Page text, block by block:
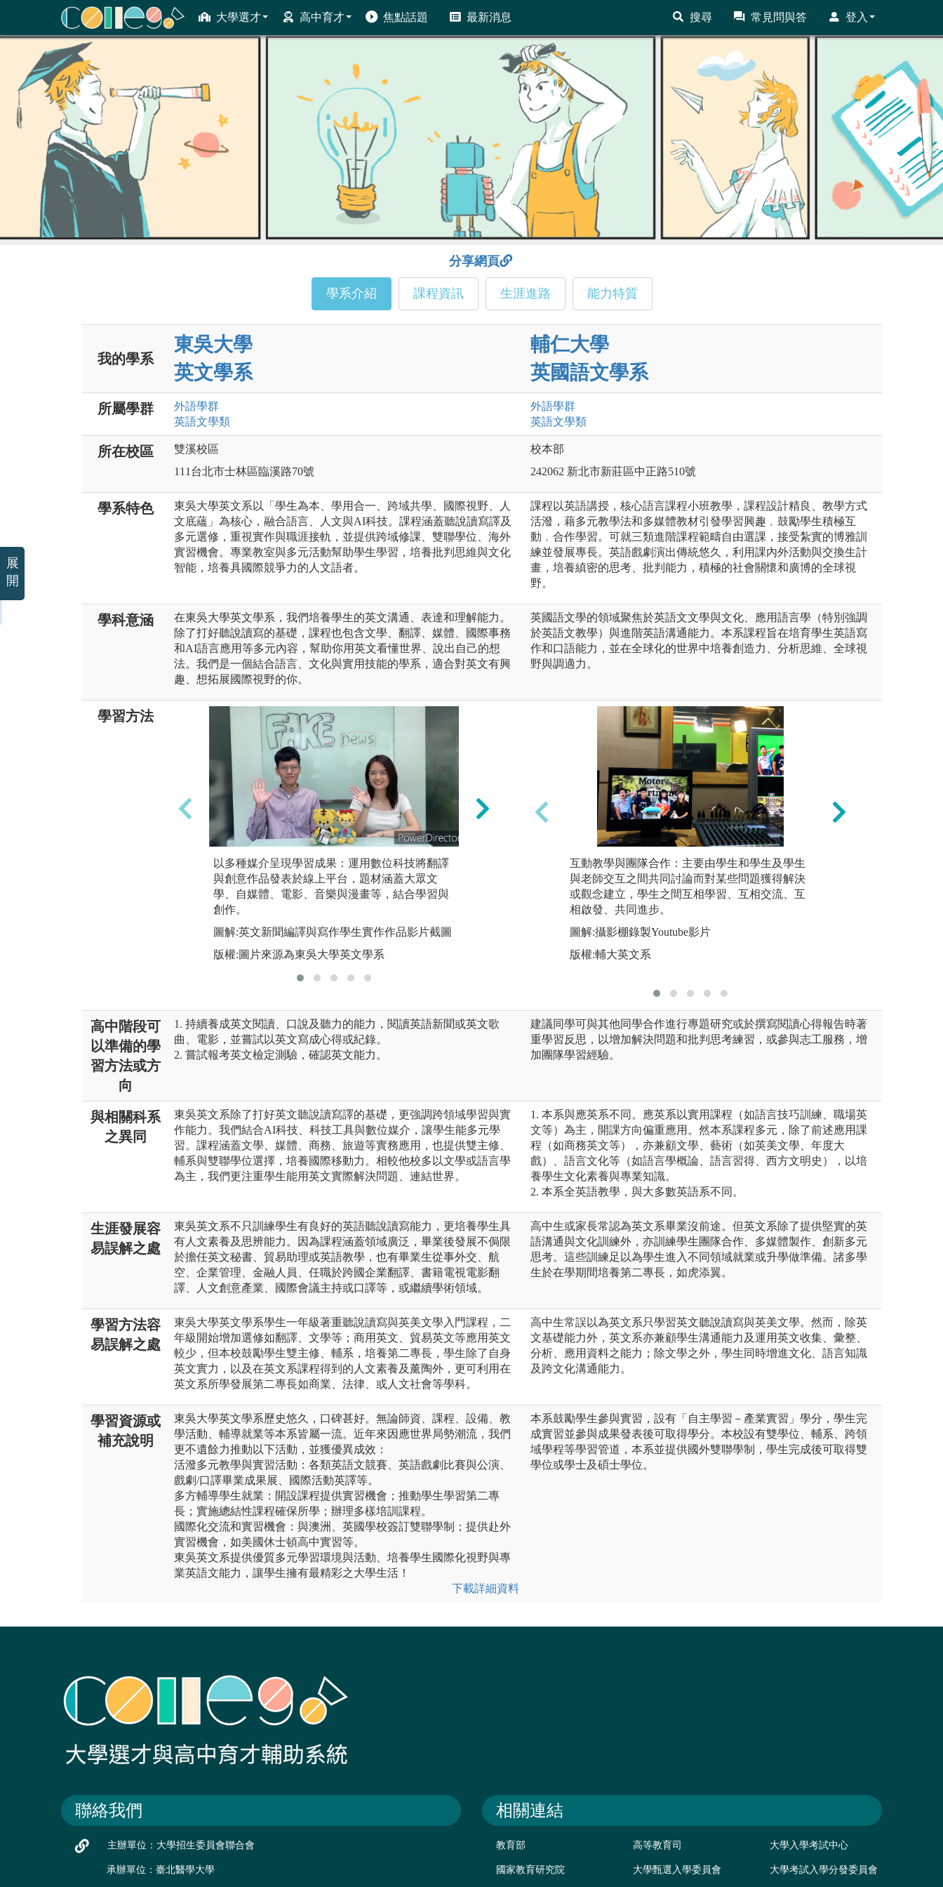
大學選才 高中育才 焦點話題 最新消息 搜尋 常見問與答 登入
ColleGo! 大學選才與高中育才輔助系統
分享網頁
學系介紹 課程資訊 生涯進路 能力特質
我的學系
東吳大學
英文學系
輔仁大學
英國語文學系
所屬學群 外語學群
英語文學類
外語學群
英語文學類
所在校區
雙溪校區
111台北市士林區臨溪路70號
校本部
242062 新北市新莊區中正路510號
學系特色
東吳大學英文系以「學生為本、學用合一、跨域共學、國際視野、人
文底蘊」為核心，融合語言、人文與AI科技。課程涵蓋聽說讀寫譯及
多元選修，重視實作與職涯接軌，並提供跨域修課、雙聯學位、海外
實習機會。專業教室與多元活動幫助學生學習，培養批判思維與文化
智能，培養具國際競爭力的人文語者。
課程以英語講授，核心語言課程小班教學，課程設計精良、教學方式
活潑，藉多元教學法和多媒體教材引發學習興趣﹐鼓勵學生積極互
動﹐合作學習。可就三類進階課程範疇自由選課，接受紮實的博雅訓
練並發展專長。英語戲劇演出傳統悠久，利用課內外活動與交換生計
畫，培養縝密的思考、批判能力，積極的社會關懷和廣博的全球視
野。
學科意涵
在東吳大學英文學系，我們培養學生的英文溝通、表達和理解能力。
除了打好聽說讀寫的基礎，課程也包含文學、翻譯、媒體、國際事務
和AI語言應用等多元內容，幫助你用英文看懂世界、說出自己的想
法。我們是一個結合語言、文化與實用技能的學系，適合對英文有興
趣、想拓展國際視野的你。
英國語文學的領域聚焦於英語文文學與文化、應用語言學（特別強調
於英語文教學）與進階英語溝通能力。本系課程旨在培育學生英語寫
作和口語能力，並在全球化的世界中培養創造力、分析思維、全球視
野與調適力。
學習方法
以多種媒介呈現學習成果：運用數位科技將翻譯
與創意作品發表於線上平台，題材涵蓋大眾文
學、自媒體、電影、音樂與漫畫等，結合學習與
創作。
圖解:英文新聞編譯與寫作學生實作作品影片截圖
版權:圖片來源為東吳大學英文學系
跨文化交流與國際合作活動：與外籍學生交流、
參加英文營隊或出國交換，把學到的英文活用在
真實情境中。
圖解:宮崎大學師生與接待同學於校徽牆前合影
版權:圖片來源為東吳大學英文學系
互動教學與團隊合作：主要由學生和學生及學生
與老師交互之間共同討論而對某些問題獲得解決
或觀念建立，學生之間互相學習、互相交流、互
相啟發、共同進步。
圖解:攝影棚錄製Youtube影片
版權:輔大英文系
高中階段可
以準備的學
習方法或方
向
1. 持續養成英文閱讀、口說及聽力的能力，閱讀英語新聞或英文歌
曲、電影，並嘗試以英文寫成心得或紀錄。
2. 嘗試報考英文檢定測驗，確認英文能力。
建議同學可與其他同學合作進行專題研究或於撰寫閱讀心得報告時著
重學習反思，以增加解決問題和批判思考練習，或參與志工服務，增
加團隊學習經驗。
與相關科系
之異同
東吳英文系除了打好英文聽說讀寫譯的基礎，更強調跨領域學習與實
作能力。我們結合AI科技、科技工具與數位媒介，讓學生能多元學
習。課程涵蓋文學、媒體、商務、旅遊等實務應用，也提供雙主修、
輔系與雙聯學位選擇，培養國際移動力。相較他校多以文學或語言學
為主，我們更注重學生能用英文實際解決問題、連結世界。
1. 本系與應英系不同。應英系以實用課程（如語言技巧訓練、職場英
文等）為主，開課方向偏重應用。然本系課程多元，除了前述應用課
程（如商務英文等），亦兼顧文學、藝術（如英美文學、年度大
戲）、語言文化等（如語言學概論、語言習得、西方文明史），以培
養學生文化素養與專業知識。
2. 本系全英語教學，與大多數英語系不同。
生涯發展容
易誤解之處
東吳英文系不只訓練學生有良好的英語聽說讀寫能力，更培養學生具
有人文素養及思辨能力。因為課程涵蓋領域廣泛，畢業後發展不侷限
於擔任英文秘書、貿易助理或英語教學，也有畢業生從事外交、航
空、企業管理、金融人員、任職於跨國企業翻譯、書籍電視電影翻
譯、人文創意產業、國際會議主持或口譯等，或繼續學術領域。
高中生或家長常認為英文系畢業沒前途。但英文系除了提供堅實的英
語溝通與文化訓練外，亦訓練學生團隊合作、多媒體製作、創新多元
思考。這些訓練足以為學生進入不同領域就業或升學做準備。諸多學
生於在學期間培養第二專長，如虎添翼。
學習方法容
易誤解之處
東吳大學英文學系學生一年級著重聽說讀寫與英美文學入門課程，二
年級開始增加選修如翻譯、文學等；商用英文、貿易英文等應用英文
較少，但本校鼓勵學生雙主修、輔系，培養第二專長，學生除了自身
英文實力，以及在英文系課程得到的人文素養及薰陶外，更可利用在
英文系所學發展第二專長如商業、法律、或人文社會等學科。
高中生常誤以為英文系只學習英文聽說讀寫與英美文學。然而，除英
文基礎能力外，英文系亦兼顧學生溝通能力及運用英文收集、彙整、
分析、應用資料之能力；除文學之外，學生同時增進文化、語言知識
及跨文化溝通能力。
學習資源或
補充說明
東吳大學英文學系歷史悠久，口碑甚好。無論師資、課程、設備、教
學活動、輔導就業等本系皆屬一流。近年來因應世界局勢潮流，我們
更不遺餘力推動以下活動，並獲優異成效：
活潑多元教學與實習活動：各類英語文競賽、英語戲劇比賽與公演、
戲劇/口譯畢業成果展、國際活動英譯等。
多方輔導學生就業：開設課程提供實習機會；推動學生學習第二專
長；實施總結性課程確保所學；辦理多樣培訓課程。
國際化交流和實習機會：與澳洲、英國學校簽訂雙聯學制；提供赴外
實習機會，如美國休士頓高中實習等。
東吳英文系提供優質多元學習環境與活動、培養學生國際化視野與專
業英語文能力，讓學生擁有最精彩之大學生活！
下載詳細資料
本系鼓勵學生參與實習，設有「自主學習－產業實習」學分，學生完
成實習並參與成果發表後可取得學分。本校設有雙學位、輔系、跨領
域學程等學習管道，本系並提供國外雙聯學制，學生完成後可取得雙
學位或學士及碩士學位。
聯絡我們
主辦單位：大學招生委員會聯合會
承辦單位：臺北醫學大學
相關連結
教育部 高等教育司 大學入學考試中心
國家教育研究院 大學甄選入學委員會 大學考試入學分發委員會
展
開